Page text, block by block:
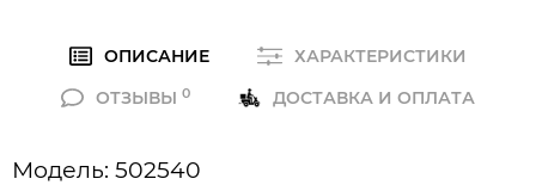
ОПИСАНИЕ
ХАРАКТЕРИСТИКИ
ОТЗЫВЫ 0 ДОСТАВКА И ОПЛАТА
Модель: 502540